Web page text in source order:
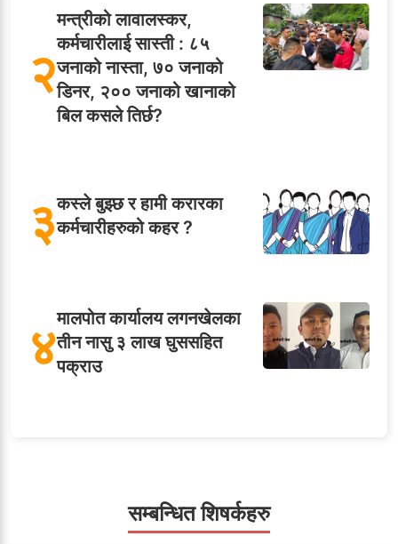
२
मन्त्रीको लावालस्कर,
कर्मचारीलाई सास्ती : ८५
जनाको नास्ता, ७० जनाको
डिनर, २०० जनाको खानाको
बिल कसले तिर्छ?
३कस्ले बुझ्छ र हामी करारका
कर्मचारीहरुको कहर ?
४मालपोत कार्यालय लगनखेलका
तीन नासु ३ लाख घुससहित
पक्राउ
सम्बन्धित शिषर्कहरु